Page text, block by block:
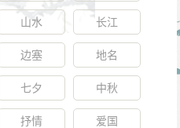
山水 长江
边塞 地名
七夕 中秋
抒情 爱国